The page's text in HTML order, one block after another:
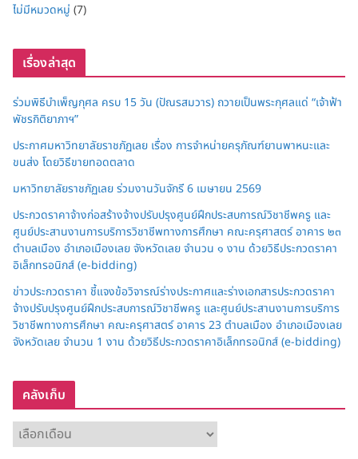
ไม่มีหมวดหมู่ (7)
เรื่องล่าสุด
ร่วมพิธีบำเพ็ญกุศล ครบ 15 วัน (ปัณรสมวาร) ถวายเป็นพระกุศลแด่ “เจ้าฟ้า
พัชรกิติยาภาฯ”
ประกาศมหาวิทยาลัยราชภัฏเลย เรื่อง การจำหน่ายครุภัณฑ์ยานพาหนะและ
ขนส่ง โดยวิธีขายทอดตลาด
มหาวิทยาลัยราชภัฏเลย ร่วมงานวันจักรี 6 เมษายน 2569
ประกวดราคาจ้างก่อสร้างจ้างปรับปรุงศูนย์ฝึกประสบการณ์วิชาชีพครู และ
ศูนย์ประสานงานการบริการวิชาชีพทางการศึกษา คณะครุศาสตร์ อาคาร ๒๓
ตำบลเมือง อำเภอเมืองเลย จังหวัดเลย จำนวน ๑ งาน ด้วยวิธีประกวดราคา
อิเล็กทรอนิกส์ (e-bidding)
ข่าวประกวดราคา ชี้แจงข้อวิจารณ์ร่างประกาศและร่างเอกสารประกวดราคา
จ้างปรับปรุงศูนย์ฝึกประสบการณ์วิชาชีพครู และศูนย์ประสานงานการบริการ
วิชาชีพทางการศึกษา คณะครุศาสตร์ อาคาร 23 ตำบลเมือง อำเภอเมืองเลย
จังหวัดเลย จำนวน 1 งาน ด้วยวิธีประกวดราคาอิเล็กทรอนิกส์ (e-bidding)
คลังเก็บ
ลั